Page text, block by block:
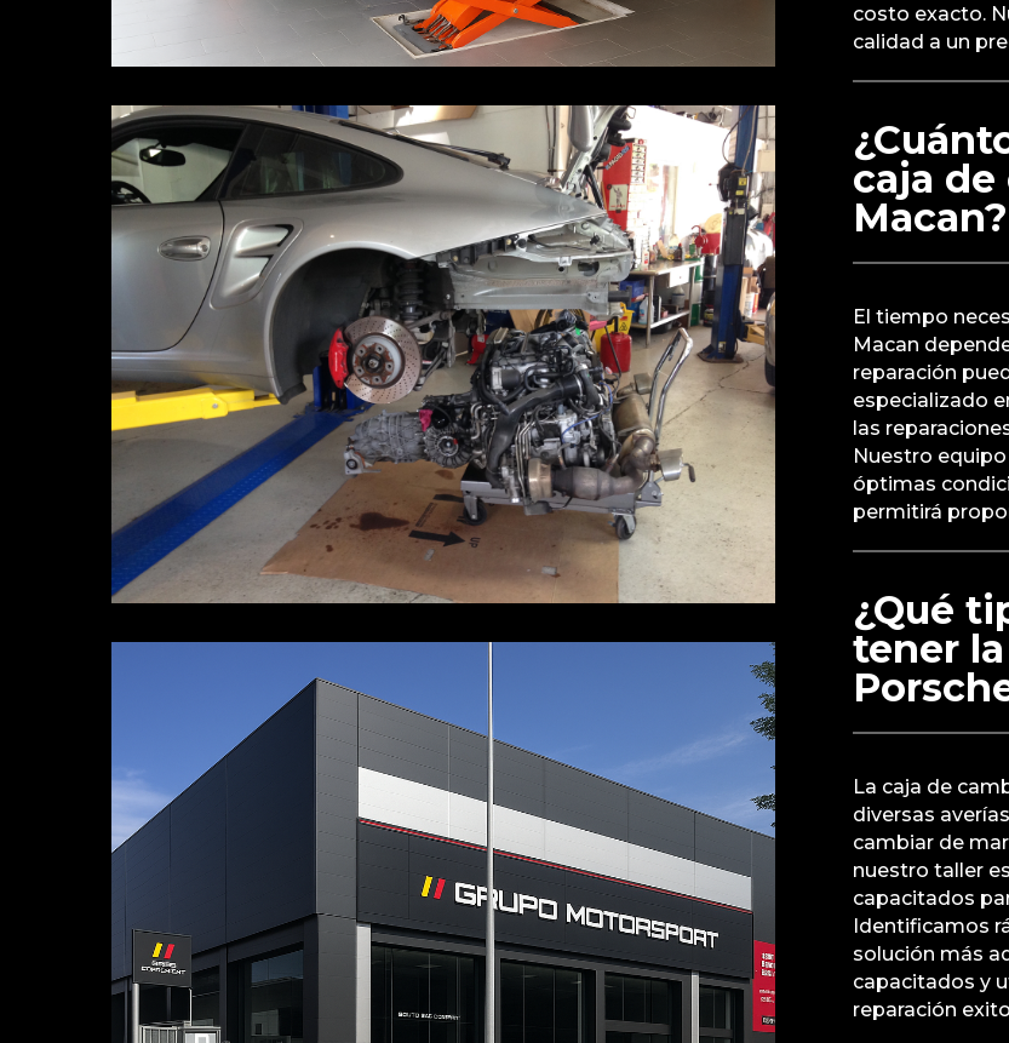
costo exacto.
calidad a un
caja
Macan?
El tiempo
Macan
reparación
especializado
las
Nuestro
óptimas
permitirá
¿Qué
tener
La caja de
diversas
cambiar de
nuestro taller
capacitados
Identificamos
solución más
capacitados y
reparación